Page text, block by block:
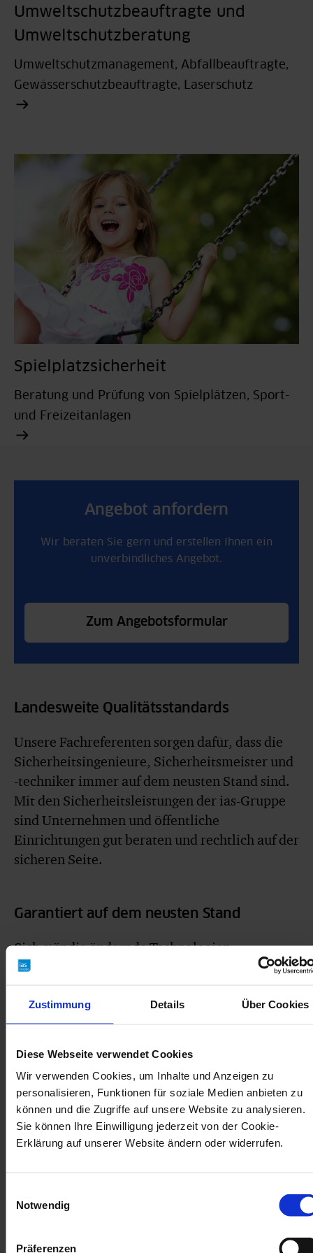
Zustimmung Details Über Cookies
Diese Webseite verwendet Cookies
Wir verwenden Cookies, um Inhalte und Anzeigen zu
personalisieren, Funktionen für soziale Medien anbieten zu
können und die Zugriffe auf unsere Website zu analysieren.
Sie können Ihre Einwilligung jederzeit von der Cookie-
Erklärung auf unserer Website ändern oder widerrufen.
Notwendig
Präferenzen
Umweltschutzbeauftragte und
Umweltschutzberatung
Umweltschutzmanagement, Abfallbeauftragte,
Gewässerschutzbeauftragte, Laserschutz
Spielplatzsicherheit
Beratung und Prüfung von Spielplätzen, Sport-
und Freizeitanlagen
Angebot anfordern
Wir beraten Sie gern und erstellen Ihnen ein
unverbindliches Angebot.
Zum Angebotsformular
Landesweite Qualitätsstandards
Unsere Fachreferenten sorgen dafür, dass die
Sicherheitsingenieure, Sicherheitsmeister und
-techniker immer auf dem neusten Stand sind.
Mit den Sicherheitsleistungen der ias-Gruppe
sind Unternehmen und öffentliche
Einrichtungen gut beraten und rechtlich auf der
sicheren Seite.
Garantiert auf dem neusten Stand
Sich ständig ändernde Technologien,
Vorschriften und Gefährdungen, erfordern ein
garantieren es Ihnen. Profitieren Sie von
effizienten und maßgeschneiderten
Kompetenz der ias.